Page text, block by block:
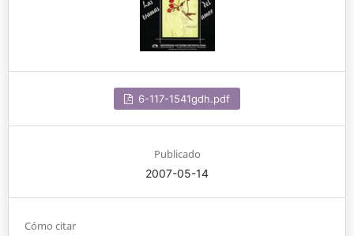
6-117-1541gdh.pdf
Publicado
2007-05-14
Cómo citar